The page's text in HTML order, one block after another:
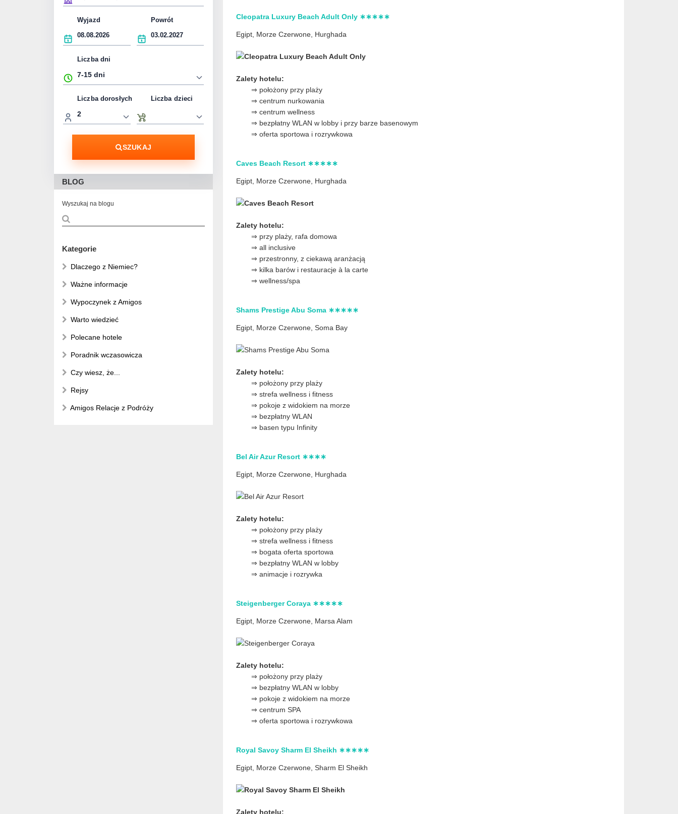
Cleopatra Luxury Beach Adult Only ∗∗∗∗∗
Egipt, Morze Czerwone, Hurghada
Zalety hotelu:
⇒ położony przy plaży
⇒ centrum nurkowania
⇒ centrum wellness
⇒ bezpłatny WLAN w lobby i przy barze basenowym
⇒ oferta sportowa i rozrywkowa
Caves Beach Resort ∗∗∗∗∗
Egipt, Morze Czerwone, Hurghada
Zalety hotelu:
⇒ przy plaży, rafa domowa
⇒ all inclusive
⇒ przestronny, z ciekawą aranżacją
⇒ kilka barów i restauracje à la carte
⇒ wellness/spa
Shams Prestige Abu Soma ∗∗∗∗∗
Egipt, Morze Czerwone, Soma Bay
Zalety hotelu:
⇒ położony przy plaży
⇒ strefa wellness i fitness
⇒ pokoje z widokiem na morze
⇒ bezpłatny WLAN
⇒ basen typu Infinity
Bel Air Azur Resort ∗∗∗∗
Egipt, Morze Czerwone, Hurghada
Zalety hotelu:
⇒ położony przy plaży
⇒ strefa wellness i fitness
⇒ bogata oferta sportowa
⇒ bezpłatny WLAN w lobby
⇒ animacje i rozrywka
Steigenberger Coraya ∗∗∗∗∗
Egipt, Morze Czerwone, Marsa Alam
Zalety hotelu:
⇒ położony przy plaży
⇒ bezpłatny WLAN w lobby
⇒ pokoje z widokiem na morze
⇒ centrum SPA
⇒ oferta sportowa i rozrywkowa
Royal Savoy Sharm El Sheikh ∗∗∗∗∗
Egipt, Morze Czerwone, Sharm El Sheikh
Zalety hotelu:
BLOG
Wyszukaj na blogu
Kategorie
Dlaczego z Niemiec?
Ważne informacje
Wypoczynek z Amigos
Warto wiedzieć
Polecane hotele
Poradnik wczasowicza
Czy wiesz, że...
Rejsy
Amigos Relacje z Podróży
Wyjazd Powrót
Liczba dni
Liczba dorosłych Liczba dzieci
SZUKAJ